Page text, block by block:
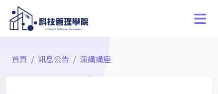
首頁 訊息公告 演講講座